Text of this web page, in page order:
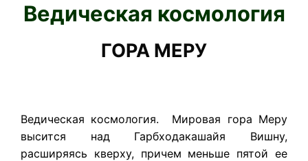
Ведическая космология
ГОРА МЕРУ
Ведическая космология. Мировая гора Меру
высится над Гарбходакашайя Вишну,
расширяясь кверху, причем меньше пятой ее